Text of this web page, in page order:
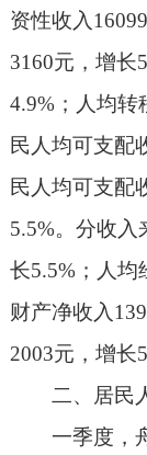
资性收入
3160元，增长
4.9%；人均转
民人均可支配
民人均可支配
5.5%。分收入
长5.5%；人均
财产净收入
2003元，增长
二、居民
一季度，